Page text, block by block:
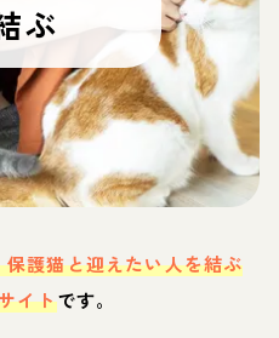
ぶ
保護猫と迎えたい人を結ぶ
イトです。